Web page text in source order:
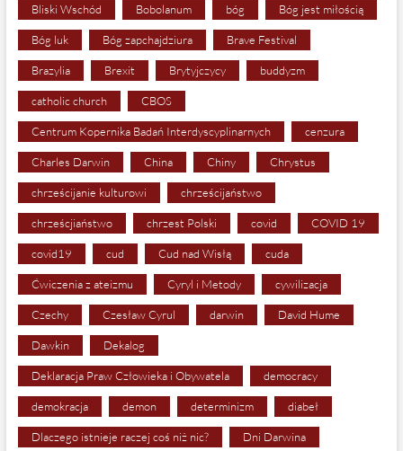
Bliski Wschód Bobolanum bóg Bóg jest miłością
Bóg luk Bóg zapchajdziura Brave Festival
Brazylia Brexit Brytyjczycy buddyzm
catholic church CBOS
Centrum Kopernika Badań Interdyscyplinarnych cenzura
Charles Darwin China Chiny Chrystus
chrześcijanie kulturowi chrześcijaństwo
chrześcjiaństwo chrzest Polski covid COVID 19
covid19 cud Cud nad Wisłą cuda
Ćwiczenia z ateizmu Cyryl i Metody cywilizacja
Czechy Czesław Cyrul darwin David Hume
Dawkin Dekalog
Deklaracja Praw Człowieka i Obywatela democracy
demokracja demon determinizm diabeł
Dlaczego istnieje raczej coś niż nic? Dni Darwina